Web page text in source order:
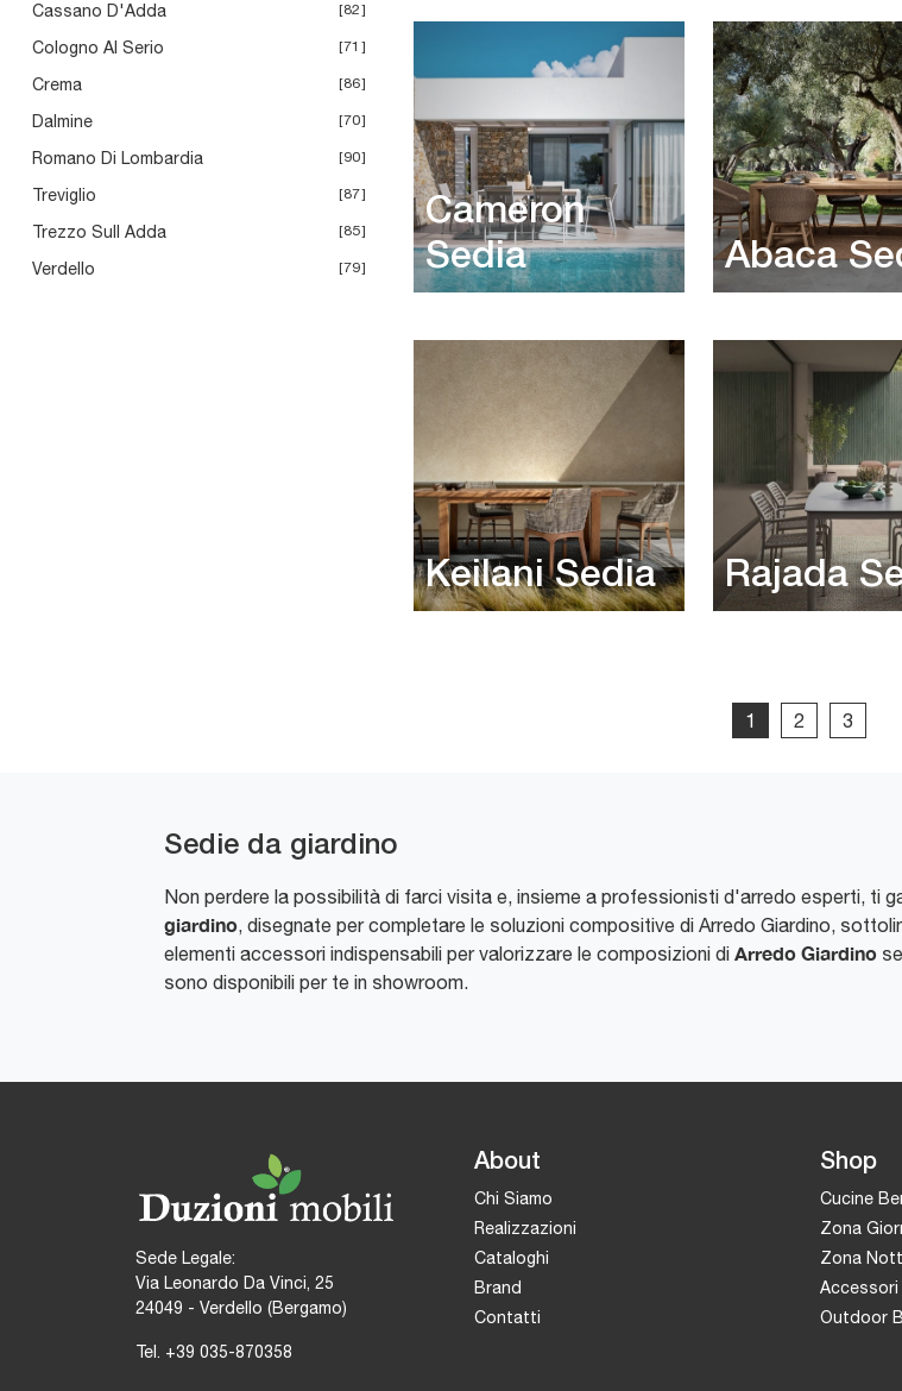
Cassano D'Adda 82
Cologno Al Serio 71
Crema 86
Dalmine 70
Romano Di Lombardia 90
Treviglio 87
Trezzo Sull Adda 85
Verdello 79
Cameron
Sedia
Abaca
Keilani Sedia Rajada
1 2 3
Sedie da giardino
Non perdere la possibilità di farci visita e, insieme a professionisti d'arredo esperti, ti
giardino , disegnate per completare le soluzioni compositive di Arredo Giardino,
elementi accessori indispensabili per valorizzare le composizioni di Arredo Giardino
sono disponibili per te in showroom.
Sede Legale:
Via Leonardo Da Vinci, 25
24049 - Verdello (Bergamo)
Tel. +39 035-870358
About
Chi Siamo
Realizzazioni
Cataloghi
Brand
Contatti
Shop
Cucine
Zona
Zona
Accessori
Outdoor